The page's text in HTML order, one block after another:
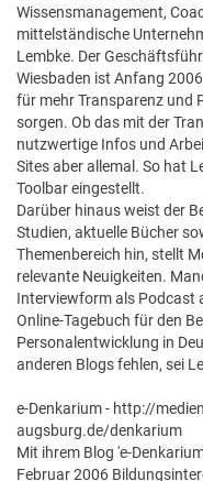
Wissensmanagement,
mittelständische
Lembke. Der
Wiesbaden ist Anfang
für mehr Transparenz und
sorgen. Ob das mit der
nutzwertige Infos und
Sites aber allemal. So hat
Toolbar eingestellt.
Darüber hinaus weist der
Studien, aktuelle Bücher
Themenbereich hin, stellt
relevante Neuigkeiten.
Interviewform als Podcast
Online-Tagebuch für den
Personalentwicklung in
anderen Blogs fehlen, sei
e-Denkarium - http://
augsburg.de/denkarium
Mit ihrem Blog 'e-
Februar 2006